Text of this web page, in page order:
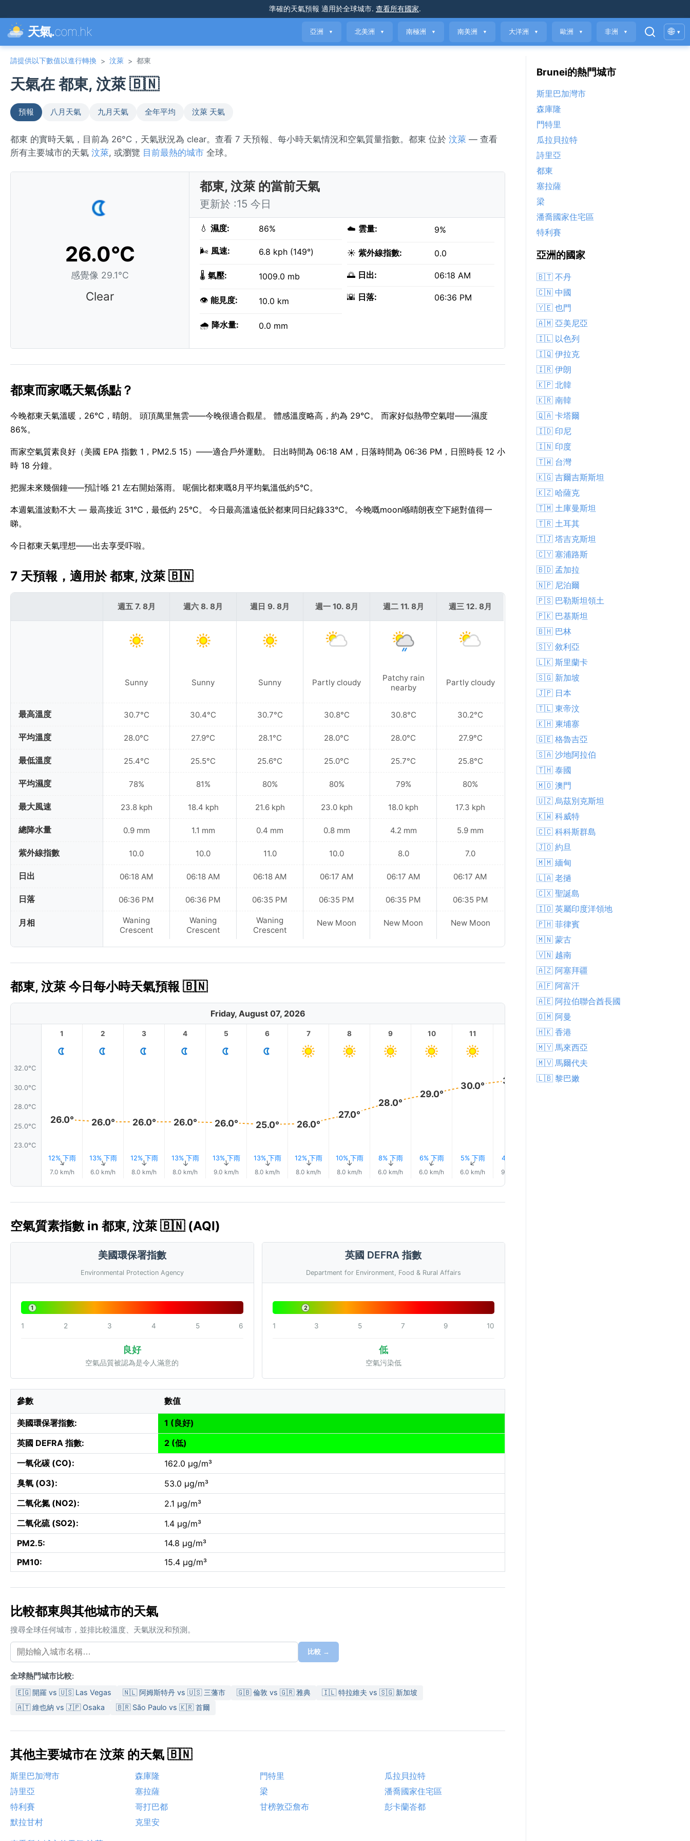
準確的天氣預報 適用於全球城市. 查看所有國家.
天氣.com.hk 亞洲 ▼ 北美洲 ▼ 南極洲 ▼ 南美洲 ▼ 大洋洲 ▼ 歐洲 ▼ 非洲 ▼ 🌐 ▾
請提供以下數值以進行轉換 > 汶萊 > 都東
天氣在 都東, 汶萊 🇧🇳
預報 八月天氣 九月天氣 全年平均 汶萊 天氣
都東 的實時天氣，目前為 26°C，天氣狀況為 clear。查看 7 天預報、每小時天氣情況和空氣質量指數。都東 位於 汶萊 — 查看
所有主要城市的天氣 汶萊, 或瀏覽 目前最熱的城市 全球。
26.0°C
感覺像 29.1°C
Clear
都東, 汶萊 的當前天氣
更新於 :15 今日
💧 濕度: 86%
🌬️ 風速: 6.8 kph (149°)
🌡️ 氣壓: 1009.0 mb
👁️ 能見度: 10.0 km
🌧️ 降水量: 0.0 mm
☁️ 雲量: 9%
☀️ 紫外線指數: 0.0
🌅 日出: 06:18 AM
🌇 日落: 06:36 PM
都東而家嘅天氣係點？
今晚都東天氣溫暖，26°C，晴朗。 頭頂萬里無雲——今晚很適合觀星。 體感溫度略高，約為 29°C。 而家好似熱帶空氣咁——濕度
86%。
而家空氣質素良好（美國 EPA 指數 1，PM2.5 15）——適合戶外運動。 日出時間為 06:18 AM，日落時間為 06:36 PM，日照時長 12 小
時 18 分鐘。
把握未來幾個鐘——預計喺 21 左右開始落雨。 呢個比都東嘅8月平均氣溫低約5°C。
本週氣溫波動不大 — 最高接近 31°C，最低約 25°C。 今日最高溫遠低於都東同日紀錄33°C。 今晚嘅moon喺晴朗夜空下絕對值得一
睇。
今日都東天氣理想——出去享受吓啦。
7 天預報，適用於 都東, 汶萊 🇧🇳
最高溫度
平均溫度
最低溫度
平均濕度
最大風速
總降水量
紫外線指數
日出
日落
月相
週五 7. 8月
Sunny
30.7°C
28.0°C
25.4°C
78%
23.8 kph
0.9 mm
10.0
06:18 AM
06:36 PM
Waning
Crescent
週六 8. 8月
Sunny
30.4°C
27.9°C
25.5°C
81%
18.4 kph
1.1 mm
10.0
06:18 AM
06:36 PM
Waning
Crescent
週日 9. 8月
Sunny
30.7°C
28.1°C
25.6°C
80%
21.6 kph
0.4 mm
11.0
06:18 AM
06:35 PM
Waning
Crescent
週一 10. 8月
Partly cloudy
30.8°C
28.0°C
25.0°C
80%
23.0 kph
0.8 mm
10.0
06:17 AM
06:35 PM
New Moon
週二 11. 8月
Patchy rain
nearby
30.8°C
28.0°C
25.7°C
79%
18.0 kph
4.2 mm
8.0
06:17 AM
06:35 PM
New Moon
週三 12. 8月
Partly cloudy
30.2°C
27.9°C
25.8°C
80%
17.3 kph
5.9 mm
7.0
06:17 AM
06:35 PM
New Moon
都東, 汶萊 今日每小時天氣預報 🇧🇳
Friday, August 07, 2026
32.0°C
30.0°C
28.0°C
25.0°C
23.0°C
1
26.0°
12% 下雨
↑
7.0 km/h
2
26.0°
13% 下雨
↑
6.0 km/h
3
26.0°
12% 下雨
↑
8.0 km/h
4
26.0°
13% 下雨
↑
8.0 km/h
5
26.0°
13% 下雨
↑
9.0 km/h
6
25.0°
13% 下雨
↑
8.0 km/h
7
26.0°
12% 下雨
↑
8.0 km/h
8
27.0°
10% 下雨
↑
8.0 km/h
9
28.0°
8% 下雨
↑
6.0 km/h
10
29.0°
6% 下雨
↑
6.0 km/h
11
30.0°
5% 下雨
↑
6.0 km/h
31.0°
4% 下雨
9.0 km/h
13
31.0°
空氣質素指數 in 都東, 汶萊 🇧🇳 (AQI)
美國環保署指數
Environmental Protection Agency
1
1 2 3 4 5 6
良好
空氣品質被認為是令人滿意的
英國 DEFRA 指數
Department for Environment, Food & Rural Affairs
2
1 3 5 7 9 10
低
空氣污染低
參數 數值
美國環保署指數:
1 (良好)
英國 DEFRA 指數:
2 (低)
一氧化碳 (CO):
162.0 µg/m³
臭氧 (O3):
53.0 µg/m³
二氧化氮 (NO2):
2.1 µg/m³
二氧化硫 (SO2):
1.4 µg/m³
PM2.5:
14.8 µg/m³
PM10:
15.4 µg/m³
比較都東與其他城市的天氣
搜尋全球任何城市，並排比較溫度、天氣狀況和預測。
比較 →
全球熱門城市比較:
🇪🇬 開羅 vs 🇺🇸 Las Vegas 🇳🇱 阿姆斯特丹 vs 🇺🇸 三藩市 🇬🇧 倫敦 vs 🇬🇷 雅典
🇮🇱 特拉維夫 vs 🇸🇬 新加坡
🇦🇹 維也納 vs 🇯🇵 Osaka
🇧🇷 São Paulo vs 🇰🇷 首爾
其他主要城市在 汶萊 的天氣 🇧🇳
斯里巴加灣市 森庫隆 門特里
瓜拉貝拉特
詩里亞
塞拉薩 梁
潘喬國家住宅區
特利賽
哥打巴都 甘榜敦亞詹布
彭卡蘭峇都
默拉甘村
克里安
Brunei的熱門城市
斯里巴加灣市
森庫隆
門特里
瓜拉貝拉特
詩里亞
都東
塞拉薩
梁
潘喬國家住宅區
特利賽
亞洲的國家
🇧🇹 不丹
🇨🇳 中國
🇾🇪 也門
🇦🇲 亞美尼亞
🇮🇱 以色列
🇮🇶 伊拉克
🇮🇷 伊朗
🇰🇵 北韓
🇰🇷 南韓
🇶🇦 卡塔爾
🇮🇩 印尼
🇮🇳 印度
🇹🇼 台灣
🇰🇬 吉爾吉斯斯坦
🇰🇿 哈薩克
🇹🇲 土庫曼斯坦
🇹🇷 土耳其
🇹🇯 塔吉克斯坦
🇨🇾 塞浦路斯
🇧🇩 孟加拉
🇳🇵 尼泊爾
🇵🇸 巴勒斯坦領土
🇵🇰 巴基斯坦
🇧🇭 巴林
🇸🇾 敘利亞
🇱🇰 斯里蘭卡
🇸🇬 新加坡
🇯🇵 日本
🇹🇱 東帝汶
🇰🇭 柬埔寨
🇬🇪 格魯吉亞
🇸🇦 沙地阿拉伯
🇹🇭 泰國
🇲🇴 澳門
🇺🇿 烏茲別克斯坦
🇰🇼 科威特
🇨🇨 科科斯群島
🇯🇴 約旦
🇲🇲 緬甸
🇱🇦 老撾
🇨🇽 聖誕島
🇮🇴 英屬印度洋領地
🇵🇭 菲律賓
🇲🇳 蒙古
🇻🇳 越南
🇦🇿 阿塞拜疆
🇦🇫 阿富汗
🇦🇪 阿拉伯聯合酋長國
🇴🇲 阿曼
🇭🇰 香港
🇲🇾 馬來西亞
🇲🇻 馬爾代夫
🇱🇧 黎巴嫩